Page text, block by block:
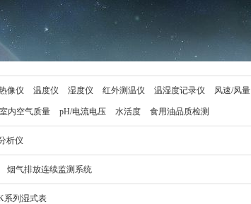
像仪 温度仪 湿度仪 红外测温仪 温湿度记录仪 风速/风量
室内空气质量 pH/电流电压 水活度 食用油品质检测
析仪
烟气排放连续监测系统
系列湿式表